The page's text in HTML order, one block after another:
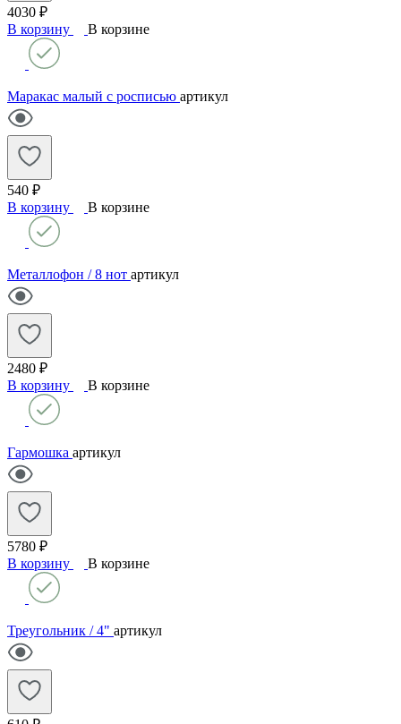
4030 ₽
В корзину
В корзине
Маракас малый с росписью артикул
540 ₽
В корзину
В корзине
Металлофон / 8 нот артикул
2480 ₽
В корзину
В корзине
Гармошка артикул
5780 ₽
В корзину
В корзине
Треугольник / 4" артикул